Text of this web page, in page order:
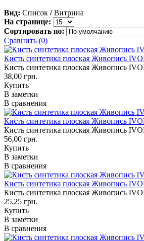
Вид: Список / Витрина
На странице:
Сортировать по:
Сравнить (0)
Кисть синтетика плоская Живопись
Кисть синтетика плоская Живопись
38,00 грн.
Купить
В заметки
В сравнения
Кисть синтетика плоская Живопись
Кисть синтетика плоская Живопись
56,00 грн.
Купить
В заметки
В сравнения
Кисть синтетика плоская Живопись
Кисть синтетика плоская Живопись
25,25 грн.
Купить
В заметки
В сравнения